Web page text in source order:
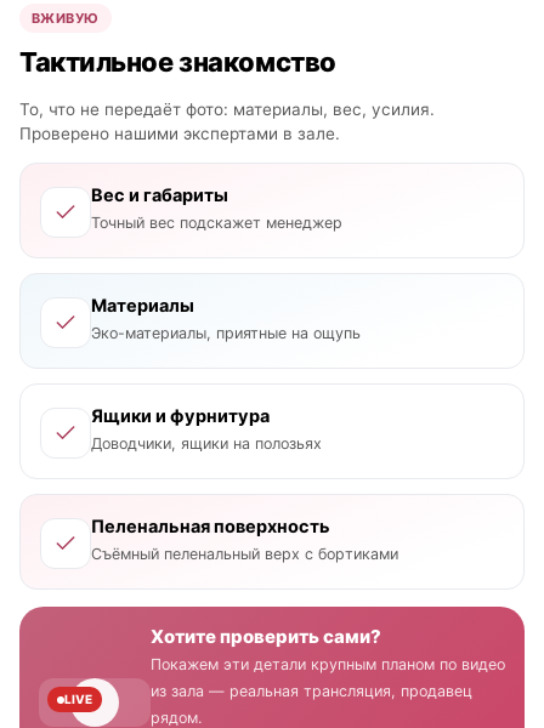
ВЖИВУЮ
Тактильное знакомство
То, что не передаёт фото: материалы, вес, усилия.
Проверено нашими экспертами в зале.
Вес и габариты
Точный вес подскажет менеджер
Материалы
Эко-материалы, приятные на ощупь
Ящики и фурнитура
Доводчики, ящики на полозьях
Пеленальная поверхность
Съёмный пеленальный верх с бортиками
LIVE
Хотите проверить сами?
Покажем эти детали крупным планом по видео
из зала — реальная трансляция, продавец
рядом.